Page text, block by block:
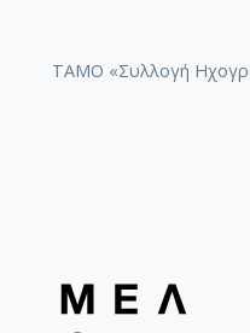
ΤΑΜΟ «Συλλογή